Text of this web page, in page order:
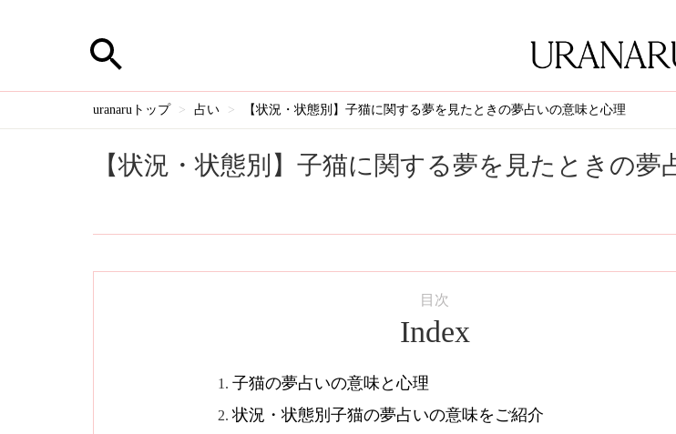
uranaruトップ 占い 【状況・状態別】子猫に関する夢を見たときの夢占いの意味と心理
【状況・状態別】子猫に関する夢を見たときの夢
目次
Index
子猫の夢占いの意味と心理
状況・状態別子猫の夢占いの意味をご紹介